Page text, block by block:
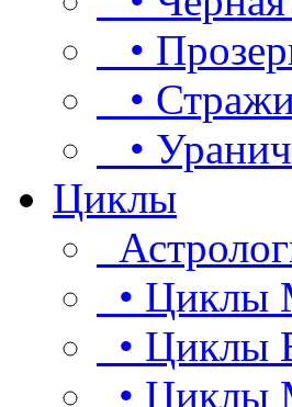
•
•
•
Циклы
• Циклы
• Циклы
• Циклы